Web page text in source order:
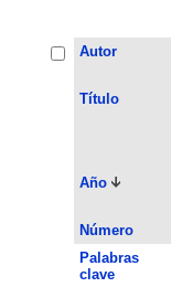
Autor
Título
Año
Número
Palabras
clave